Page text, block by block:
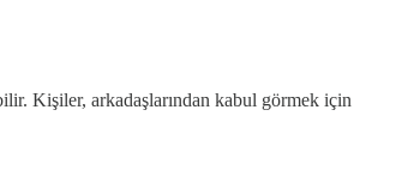
Kişiler, arkadaşlarından kabul görmek için